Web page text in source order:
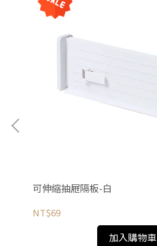
可伸縮抽屜隔板-白
NT$69
加入購物車